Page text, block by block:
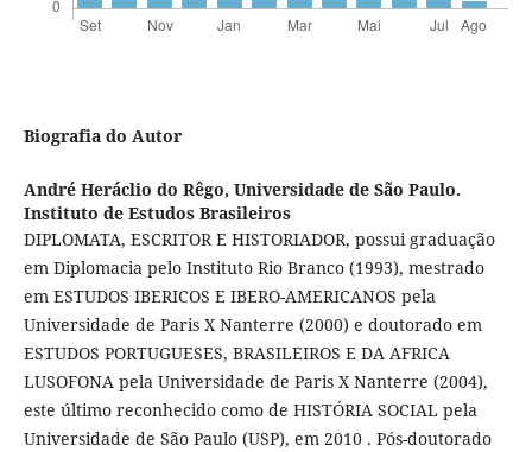
Biografia do Autor
André Heráclio do Rêgo, Universidade de São Paulo.
Instituto de Estudos Brasileiros
DIPLOMATA, ESCRITOR E HISTORIADOR, possui graduação
em Diplomacia pelo Instituto Rio Branco (1993), mestrado
em ESTUDOS IBERICOS E IBERO-AMERICANOS pela
Universidade de Paris X Nanterre (2000) e doutorado em
ESTUDOS PORTUGUESES, BRASILEIROS E DA AFRICA
LUSOFONA pela Universidade de Paris X Nanterre (2004),
este último reconhecido como de HISTÓRIA SOCIAL pela
Universidade de São Paulo (USP), em 2010 . Pós-doutorado